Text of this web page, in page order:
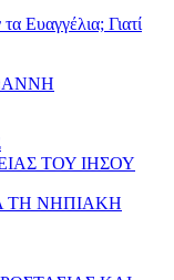
Ευαγγέλια; Γιατί
ΤΟΥ ΙΗΣΟΥ
ΤΗ ΝΗΠΙΑΚΗ